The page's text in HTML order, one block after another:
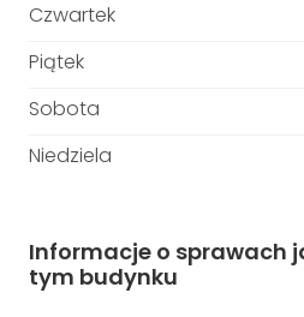
Czwartek
Piątek
Sobota
Niedziela
Informacje o sprawach
tym budynku